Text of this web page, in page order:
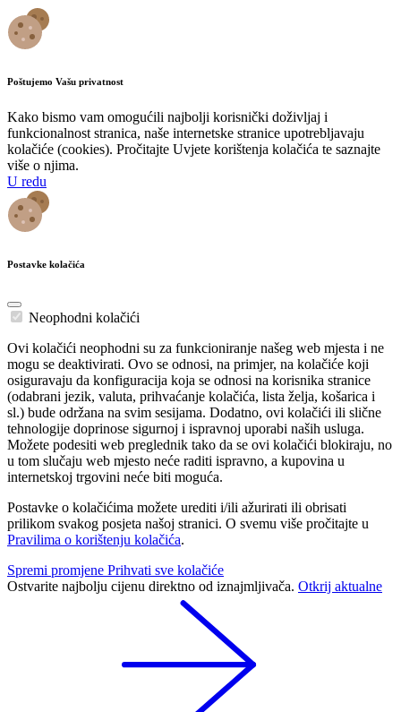
Poštujemo Vašu privatnost
Kako bismo vam omogućili najbolji korisnički doživljaj i
funkcionalnost stranica, naše internetske stranice upotrebljavaju
kolačiće (cookies). Pročitajte Uvjete korištenja kolačića te saznajte
više o njima.
U redu
Postavke kolačića
Neophodni kolačići
Ovi kolačići neophodni su za funkcioniranje našeg web mjesta i ne
mogu se deaktivirati. Ovo se odnosi, na primjer, na kolačiće koji
osiguravaju da konfiguracija koja se odnosi na korisnika stranice
(odabrani jezik, valuta, prihvaćanje kolačića, lista želja, košarica i
sl.) bude održana na svim sesijama. Dodatno, ovi kolačići ili slične
tehnologije doprinose sigurnoj i ispravnoj uporabi naših usluga.
Možete podesiti web preglednik tako da se ovi kolačići blokiraju, no
u tom slučaju web mjesto neće raditi ispravno, a kupovina u
internetskoj trgovini neće biti moguća.
Postavke o kolačićima možete urediti i/ili ažurirati ili obrisati
prilikom svakog posjeta našoj stranici. O svemu više pročitajte u
Pravilima o korištenju kolačića.
Spremi promjene Prihvati sve kolačiće
Ostvarite najbolju cijenu direktno od iznajmljivača. Otkrij aktualne